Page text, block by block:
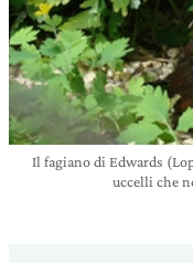
Il fagiano di Edwards
uccelli che